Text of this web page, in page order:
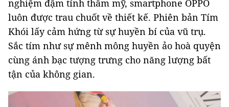
nghiệm đậm tính thẩm mỹ, smartphone OPPO
luôn được trau chuốt về thiết kế. Phiên bản Tím
Khói lấy cảm hứng từ sự huyền bí của vũ trụ.
Sắc tím như sự mênh mông huyền ảo hoà quyện
cùng ánh bạc tượng trưng cho năng lượng bất
tận của không gian.